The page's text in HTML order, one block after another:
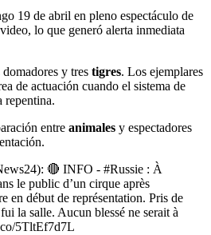
19 de abril en pleno espectáculo de
lo que generó alerta inmediata
y tres tigres. Los ejemplares
de actuación cuando el sistema de
repentina.
entre animales y espectadores
🔴 INFO - #Russie : À
le public d’un cirque après
en début de représentation. Pris de
la salle. Aucun blessé ne serait à
5TltEf7d7L